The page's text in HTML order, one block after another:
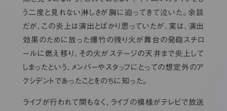
う二度と見れない淋しさが胸に迫ってきて泣いた。余談
だが、この炎上は演出とばかり思っていたが、実は、演出
効果のために放った爆竹の残り火が舞台の発砲スチロ
ールに燃え移り、その火がステージの天井まで炎上して
しまったという、メンバーやスタッフにとっての想定外のア
クシデントであったことをのちに知った。
ライブが行われて間もなく、ライブの模様がテレビで放送